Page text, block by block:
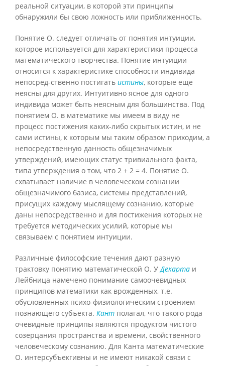
реальной ситуации, в которой эти принципы
обнаружили бы свою ложность или приближенность.
Понятие О. следует отличать от понятия интуиции,
которое используется для характеристики процесса
математического творчества. Понятие интуиции
относится к характеристике способности индивида
непосред-ственно постигать истины, которые еще
неясны для других. Интуитивно ясное для одного
индивида может быть неясным для большинства. Под
понятием О. в математике мы имеем в виду не
процесс постижения каких-либо скрытых истин, и не
сами истины, к которым мы таким образом приходим, а
непосредственную данность общезначимых
утверждений, имеющих статус тривиального факта,
типа утверждения о том, что 2 + 2 = 4. Понятие О.
схватывает наличие в человеческом сознании
общезначимого базиса, системы представлений,
присущих каждому мыслящему сознанию, которые
даны непосредственно и для постижения которых не
требуется методических усилий, которые мы
связываем с понятием интуиции.
Различные философские течения дают разную
трактовку понятию математической О. У Декарта и
Лейбница намечено понимание самоочевидных
принципов математики как врожденных, т.е.
обусловленных психо-физиологическим строением
познающего субъекта. Кант полагал, что такого рода
очевидные принципы являются продуктом чистого
созерцания пространства и времени, свойственного
человеческому сознанию. Для Канта математические
О. интерсубъекгивны и не имеют никакой связи с